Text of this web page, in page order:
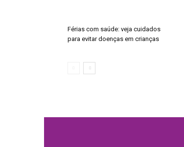
Férias com saúde: veja cuidados
para evitar doenças em crianças